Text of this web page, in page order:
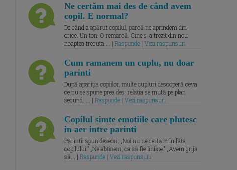
Ne certăm mai des de când avem
copil. E normal?
De când a apărut copilul, parcă ne aprindem din
orice. Un ton. O remarcă. Cine s-a trezit din nou
noaptea trecuta.... | Raspunde | Vezi raspunsuri
Cum ramanem un cuplu, nu doar
parinti
După apariția copiilor, multe cupluri descoperă ceva
ce nu se spune prea des: relația se mută pe plan
secund. ... | Raspunde | Vezi raspunsuri
Copilul simte emotiile care plutesc
in aer intre parinti
Părinții spun deseori: „Noi nu ne certăm în fața
copilului.” „Ne abținem, ca să fie liniște.” „Avem grijă
să... | Raspunde | Vezi raspunsuri